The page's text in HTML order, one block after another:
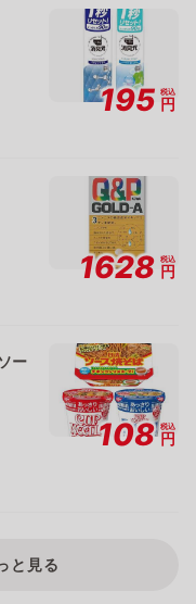
195 税込
円
1628 税込
円
ー
108 税込
円
と見る